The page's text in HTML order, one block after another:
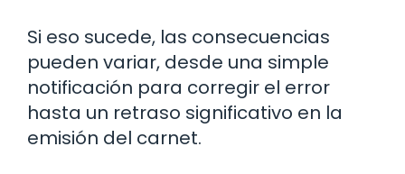
Si eso sucede, las consecuencias
pueden variar, desde una simple
notificación para corregir el error
hasta un retraso significativo en la
emisión del carnet.